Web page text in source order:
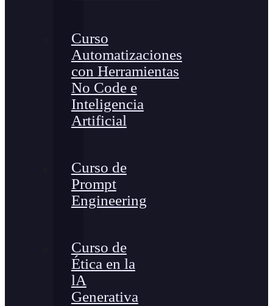
Curso
Automatizaciones
con Herramientas
No Code e
Inteligencia
Artificial
Curso de
Prompt
Engineering
Curso de
Ética en la
lA
Generativa